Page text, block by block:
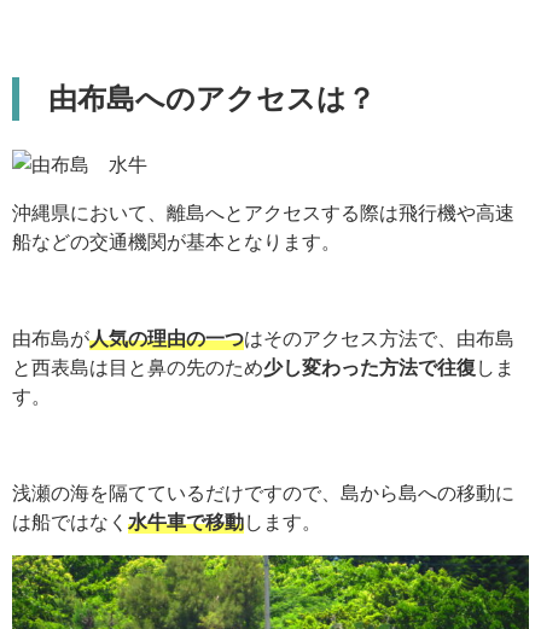
由布島へのアクセスは？
沖縄県において、離島へとアクセスする際は飛行機や高速
船などの交通機関が基本となります。
由布島が人気の理由の一つはそのアクセス方法で、由布島
と西表島は目と鼻の先のため少し変わった方法で往復 しま
す。
浅瀬の海を隔てているだけですので、島から島への移動に
は船ではなく 水牛車で移動します。